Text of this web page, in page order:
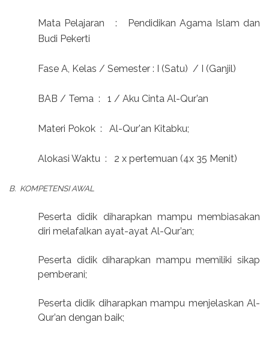
Mata Pelajaran :
Pendidikan Agama Islam dan
Budi Pekerti
Fase A, Kelas / Semester : I (Satu) / I (Ganjil)
BAB / Tema : 1 / Aku Cinta Al-Qur’an
Materi Pokok : Al-Qur'an Kitabku;
Alokasi Waktu : 2 x pertemuan (4x 35 Menit)
B. KOMPETENSI AWAL
Peserta didik diharapkan mampu membiasakan
diri melafalkan ayat-ayat Al-Qur’an;
Peserta didik diharapkan mampu memiliki sikap
pemberani;
Peserta didik diharapkan mampu menjelaskan Al-
Qur’an dengan baik;